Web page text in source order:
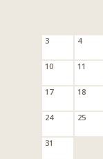
3 4
10 11
17 18
24 25
31